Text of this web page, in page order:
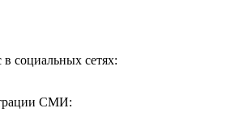
социальных сетях:
СМИ: